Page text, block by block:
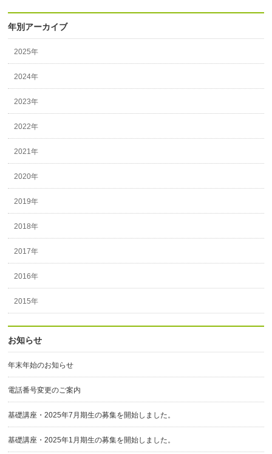
年別アーカイブ
2025年
2024年
2023年
2022年
2021年
2020年
2019年
2018年
2017年
2016年
2015年
お知らせ
年末年始のお知らせ
電話番号変更のご案内
基礎講座・2025年7月期生の募集を開始しました。
基礎講座・2025年1月期生の募集を開始しました。